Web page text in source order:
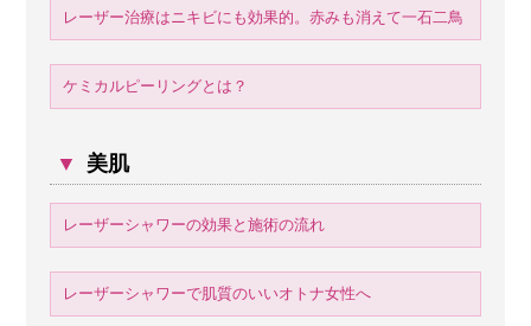
レーザー治療はニキビにも効果的。赤みも消えて一石二鳥
ケミカルピーリングとは？
▼ 美肌
レーザーシャワーの効果と施術の流れ
レーザーシャワーで肌質のいいオトナ女性へ